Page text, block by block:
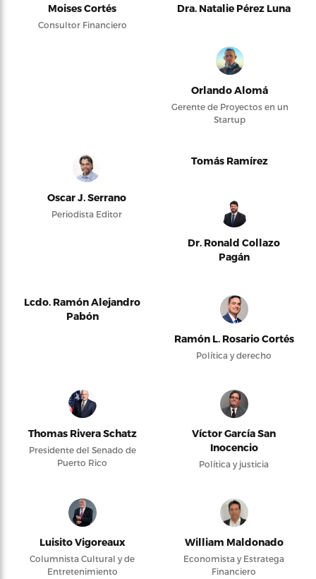
Moises Cortés
Consultor Financiero
Dra. Natalie Pérez Luna
Orlando Alomá
Gerente de Proyectos en un
Startup
Oscar J. Serrano
Periodista Editor
Tomás Ramírez
Dr. Ronald Collazo
Pagán
Lcdo. Ramón Alejandro
Pabón
Ramón L. Rosario Cortés
Política y derecho
Thomas Rivera Schatz
Presidente del Senado de
Puerto Rico
Víctor García San
Inocencio
Política y justicia
Luisito Vigoreaux
Columnista Cultural y de
Entretenimiento
William Maldonado
Economista y Estratega
Financiero